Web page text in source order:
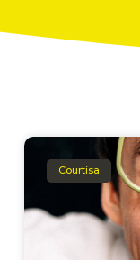
Courtisa